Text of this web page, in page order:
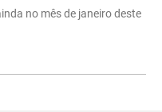
no mês de janeiro deste